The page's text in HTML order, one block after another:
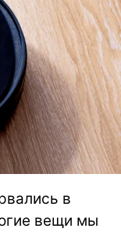
в
вещи мы